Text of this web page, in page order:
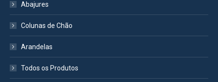
Abajures
Colunas de Chão
Arandelas
Todos os Produtos